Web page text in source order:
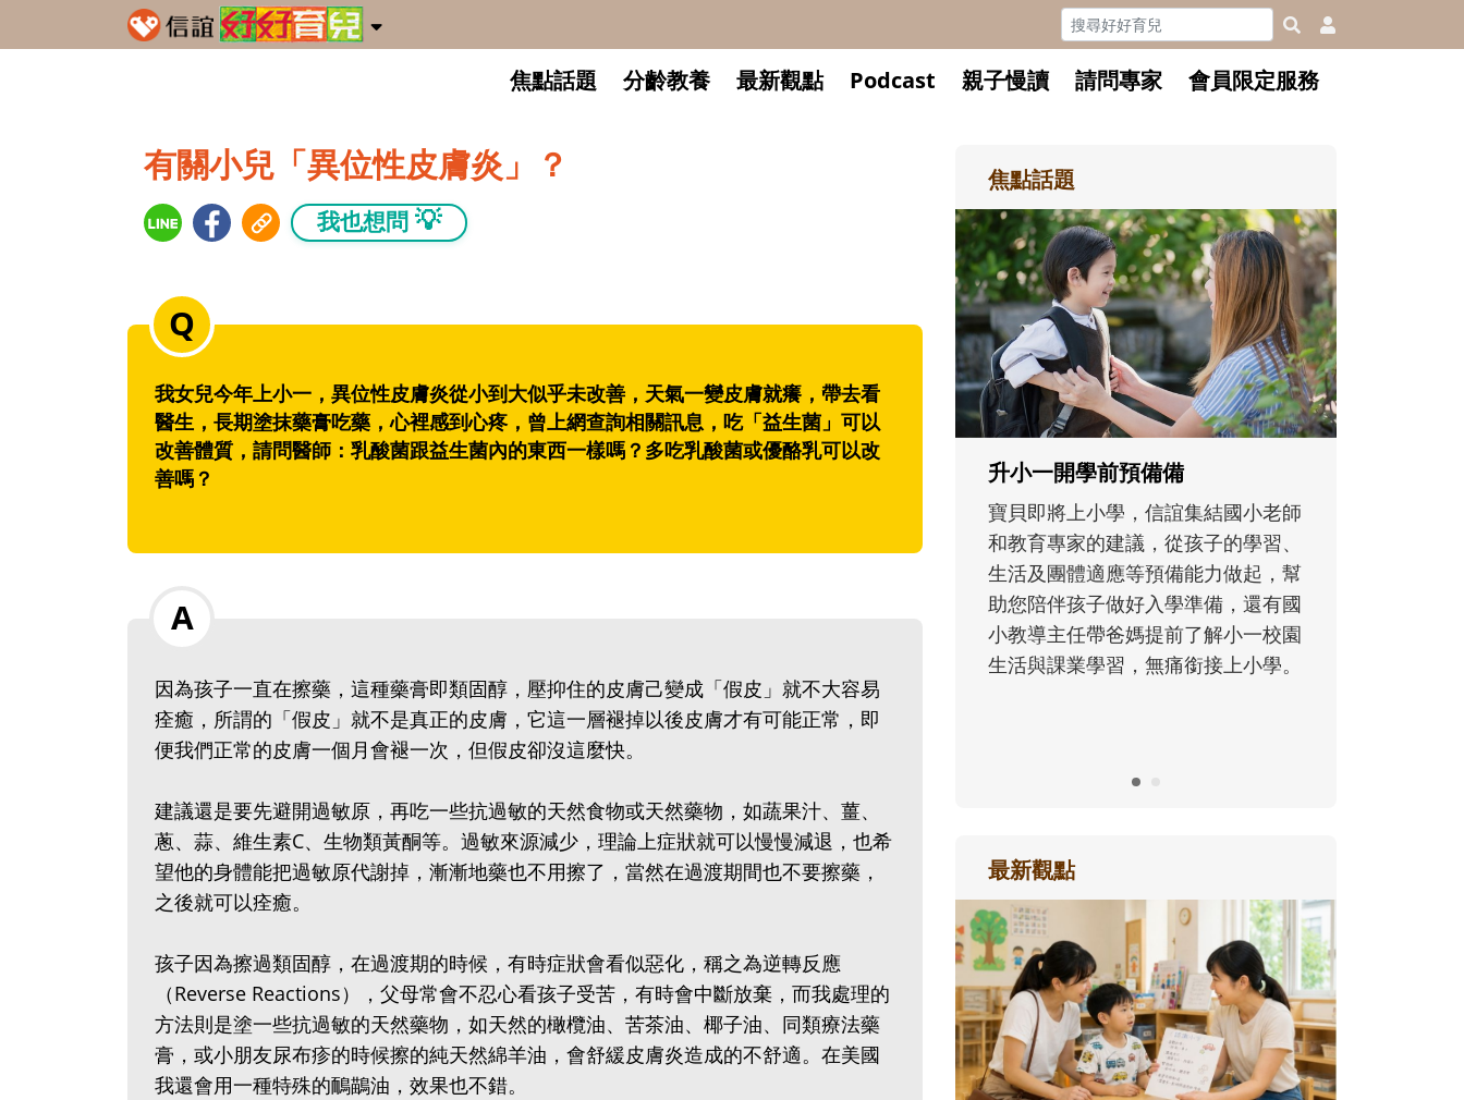
焦點話題 分齡教養 最新觀點 Podcast 親子慢讀 請問專家 會員限定服務
有關小兒「異位性皮膚炎」？
我也想問 💡
我女兒今年上小一，異位性皮膚炎從小到大似乎未改善，天氣一變皮膚就癢，帶去看
醫生，長期塗抹藥膏吃藥，心裡感到心疼，曾上網查詢相關訊息，吃「益生菌」可以
改善體質，請問醫師：乳酸菌跟益生菌內的東西一樣嗎？多吃乳酸菌或優酪乳可以改
善嗎？
因為孩子一直在擦藥，這種藥膏即類固醇，壓抑住的皮膚己變成「假皮」就不大容易
痊癒，所謂的「假皮」就不是真正的皮膚，它這一層褪掉以後皮膚才有可能正常，即
便我們正常的皮膚一個月會褪一次，但假皮卻沒這麼快。
建議還是要先避開過敏原，再吃一些抗過敏的天然食物或天然藥物，如蔬果汁、薑、
蔥、蒜、維生素C、生物類黃酮等。過敏來源減少，理論上症狀就可以慢慢減退，也希
望他的身體能把過敏原代謝掉，漸漸地藥也不用擦了，當然在過渡期間也不要擦藥，
之後就可以痊癒。
孩子因為擦過類固醇，在過渡期的時候，有時症狀會看似惡化，稱之為逆轉反應
（Reverse Reactions），父母常會不忍心看孩子受苦，有時會中斷放棄，而我處理的
方法則是塗一些抗過敏的天然藥物，如天然的橄欖油、苦茶油、椰子油、同類療法藥
膏，或小朋友尿布疹的時候擦的純天然綿羊油，會舒緩皮膚炎造成的不舒適。在美國
我還會用一種特殊的鴯鶓油，效果也不錯。
焦點話題
寶貝即將上小學，信誼集結國小老師
和教育專家的建議，從孩子的學習、
生活及團體適應等預備能力做起，幫
助您陪伴孩子做好入學準備，還有國
小教導主任帶爸媽提前了解小一校園
生活與課業學習，無痛銜接上小學。
每到夏天 我要去海邊~ 和孩子玩
「水」消暑趣！
每到夏天，孩子最期待的就是玩水
了！不論在家玩、到泳池練習，或去
海邊踏浪尋寶，都是消暑放電、刺激
五感的好機會。不妨從親水準備和戲
水安全開始，陪孩子玩得開心也安
心，解鎖一個清涼、有趣又能長知識
的暑假吧！
最新觀點